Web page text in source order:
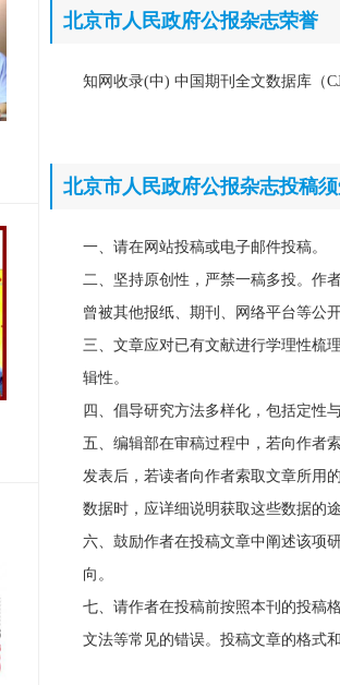
北京市人民政府公报杂志荣誉
知网收录(中) 中国期刊全文数据库（
北京市人民政府公报杂志投稿
一、请在网站投稿或电子邮件投稿。
二、坚持原创性，严禁一稿多投。作
曾被其他报纸、期刊、网络平台等公
三、文章应对已有文献进行学理性梳
辑性。
四、倡导研究方法多样化，包括定性
五、编辑部在审稿过程中，若向作者
发表后，若读者向作者索取文章所用
数据时，应详细说明获取这些数据的途
六、鼓励作者在投稿文章中阐述该项
向。
七、请作者在投稿前按照本刊的投稿
文法等常见的错误。投稿文章的格式